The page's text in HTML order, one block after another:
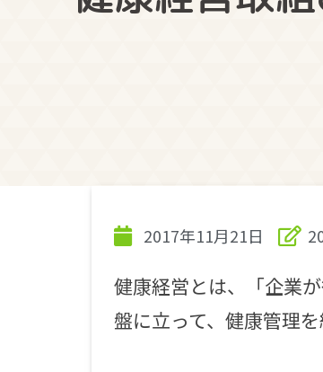
2017年11月21日
健康経営とは、「企業
盤に立って、健康管理